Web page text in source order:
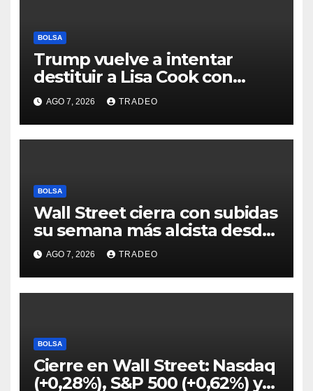
BOLSA
Trump vuelve a intentar
destituir a Lisa Cook con
acusaciones de fraude
hipotecario
AGO 7, 2026 TRADEO
BOLSA
Wall Street cierra con subidas
su semana más alcista desde
abril
AGO 7, 2026 TRADEO
BOLSA
Cierre en Wall Street: Nasdaq
(+0,28%), S&P 500 (+0,62%) y